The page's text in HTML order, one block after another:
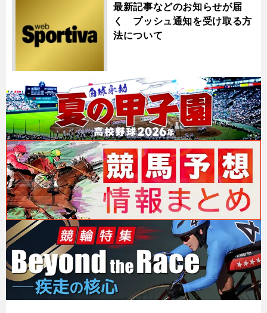
最新記事などのお知らせが届
く プッシュ通知を受け取る方
法について